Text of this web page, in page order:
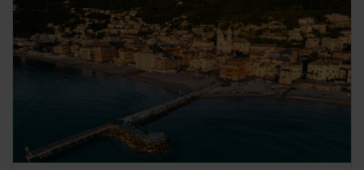
Jak długo jedzie się pociągiem do Chorwacji? Ile kosztuje
bilet?
więcej...